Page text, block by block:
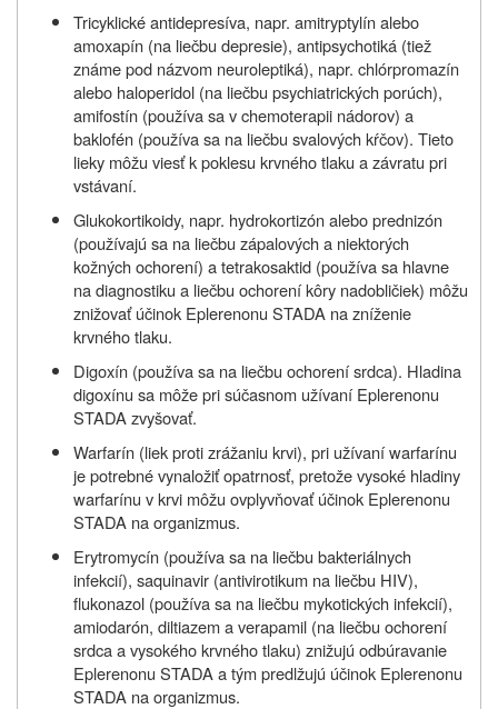
Tricyklické antidepresíva, napr. amitryptylín alebo
amoxapín (na liečbu depresie), antipsychotiká (tiež
známe pod názvom neuroleptiká), napr. chlórpromazín
alebo haloperidol (na liečbu psychiatrických porúch),
amifostín (používa sa v chemoterapii nádorov) a
baklofén (používa sa na liečbu svalových kŕčov). Tieto
lieky môžu viesť k poklesu krvného tlaku a závratu pri
vstávaní.
Glukokortikoidy, napr. hydrokortizón alebo prednizón
(používajú sa na liečbu zápalových a niektorých
kožných ochorení) a tetrakosaktid (používa sa hlavne
na diagnostiku a liečbu ochorení kôry nadobličiek) môžu
znižovať účinok Eplerenonu STADA na zníženie
krvného tlaku.
Digoxín (používa sa na liečbu ochorení srdca). Hladina
digoxínu sa môže pri súčasnom užívaní Eplerenonu
STADA zvyšovať.
Warfarín (liek proti zrážaniu krvi), pri užívaní warfarínu
je potrebné vynaložiť opatrnosť, pretože vysoké hladiny
warfarínu v krvi môžu ovplyvňovať účinok Eplerenonu
STADA na organizmus.
Erytromycín (používa sa na liečbu bakteriálnych
infekcií), saquinavir (antivirotikum na liečbu HIV),
flukonazol (používa sa na liečbu mykotických infekcií),
amiodarón, diltiazem a verapamil (na liečbu ochorení
srdca a vysokého krvného tlaku) znižujú odbúravanie
Eplerenonu STADA a tým predlžujú účinok Eplerenonu
STADA na organizmus.